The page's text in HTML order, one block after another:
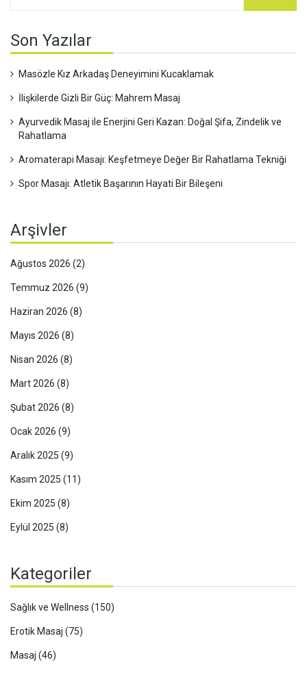
Son Yazılar
Masözle Kız Arkadaş Deneyimini Kucaklamak
İlişkilerde Gizli Bir Güç: Mahrem Masaj
Ayurvedik Masaj ile Enerjini Geri Kazan: Doğal Şifa, Zindelik ve
Rahatlama
Aromaterapi Masajı: Keşfetmeye Değer Bir Rahatlama Tekniği
Spor Masajı: Atletik Başarının Hayati Bir Bileşeni
Arşivler
Ağustos 2026 (2)
Temmuz 2026 (9)
Haziran 2026 (8)
Mayıs 2026 (8)
Nisan 2026 (8)
Mart 2026 (8)
Şubat 2026 (8)
Ocak 2026 (9)
Aralık 2025 (9)
Kasım 2025 (11)
Ekim 2025 (8)
Eylül 2025 (8)
Kategoriler
Sağlık ve Wellness (150)
Erotik Masaj (75)
Masaj (46)